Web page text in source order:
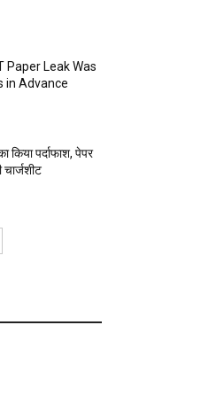
Paper Leak Was
in Advance
किया पर्दाफाश, पेपर